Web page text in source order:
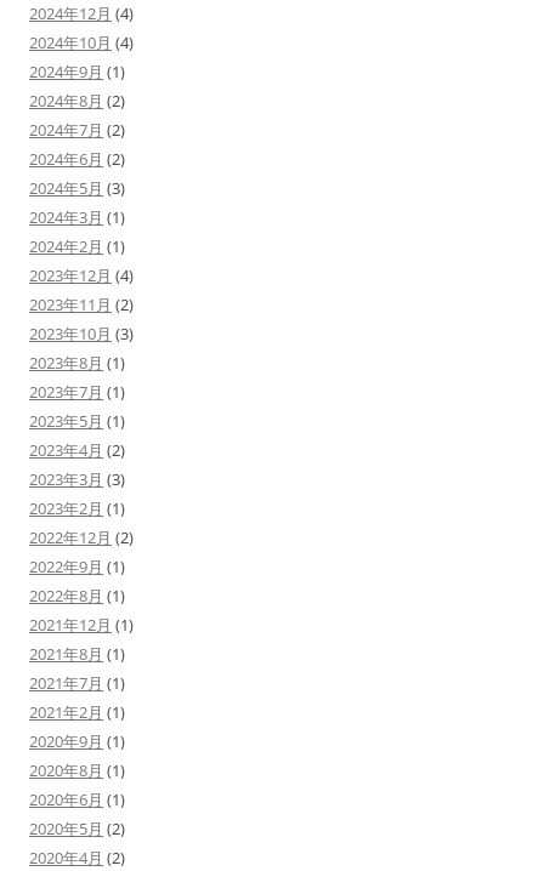
2024年12月 (4)
2024年10月 (4)
2024年9月 (1)
2024年8月 (2)
2024年7月 (2)
2024年6月 (2)
2024年5月 (3)
2024年3月 (1)
2024年2月 (1)
2023年12月 (4)
2023年11月 (2)
2023年10月 (3)
2023年8月 (1)
2023年7月 (1)
2023年5月 (1)
2023年4月 (2)
2023年3月 (3)
2023年2月 (1)
2022年12月 (2)
2022年9月 (1)
2022年8月 (1)
2021年12月 (1)
2021年8月 (1)
2021年7月 (1)
2021年2月 (1)
2020年9月 (1)
2020年8月 (1)
2020年6月 (1)
2020年5月 (2)
2020年4月 (2)